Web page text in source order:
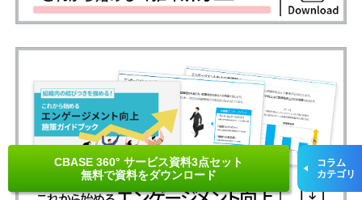
CBASE 360° サービス資料3点セット
無料で資料をダウンロード
コラム
カテゴリ